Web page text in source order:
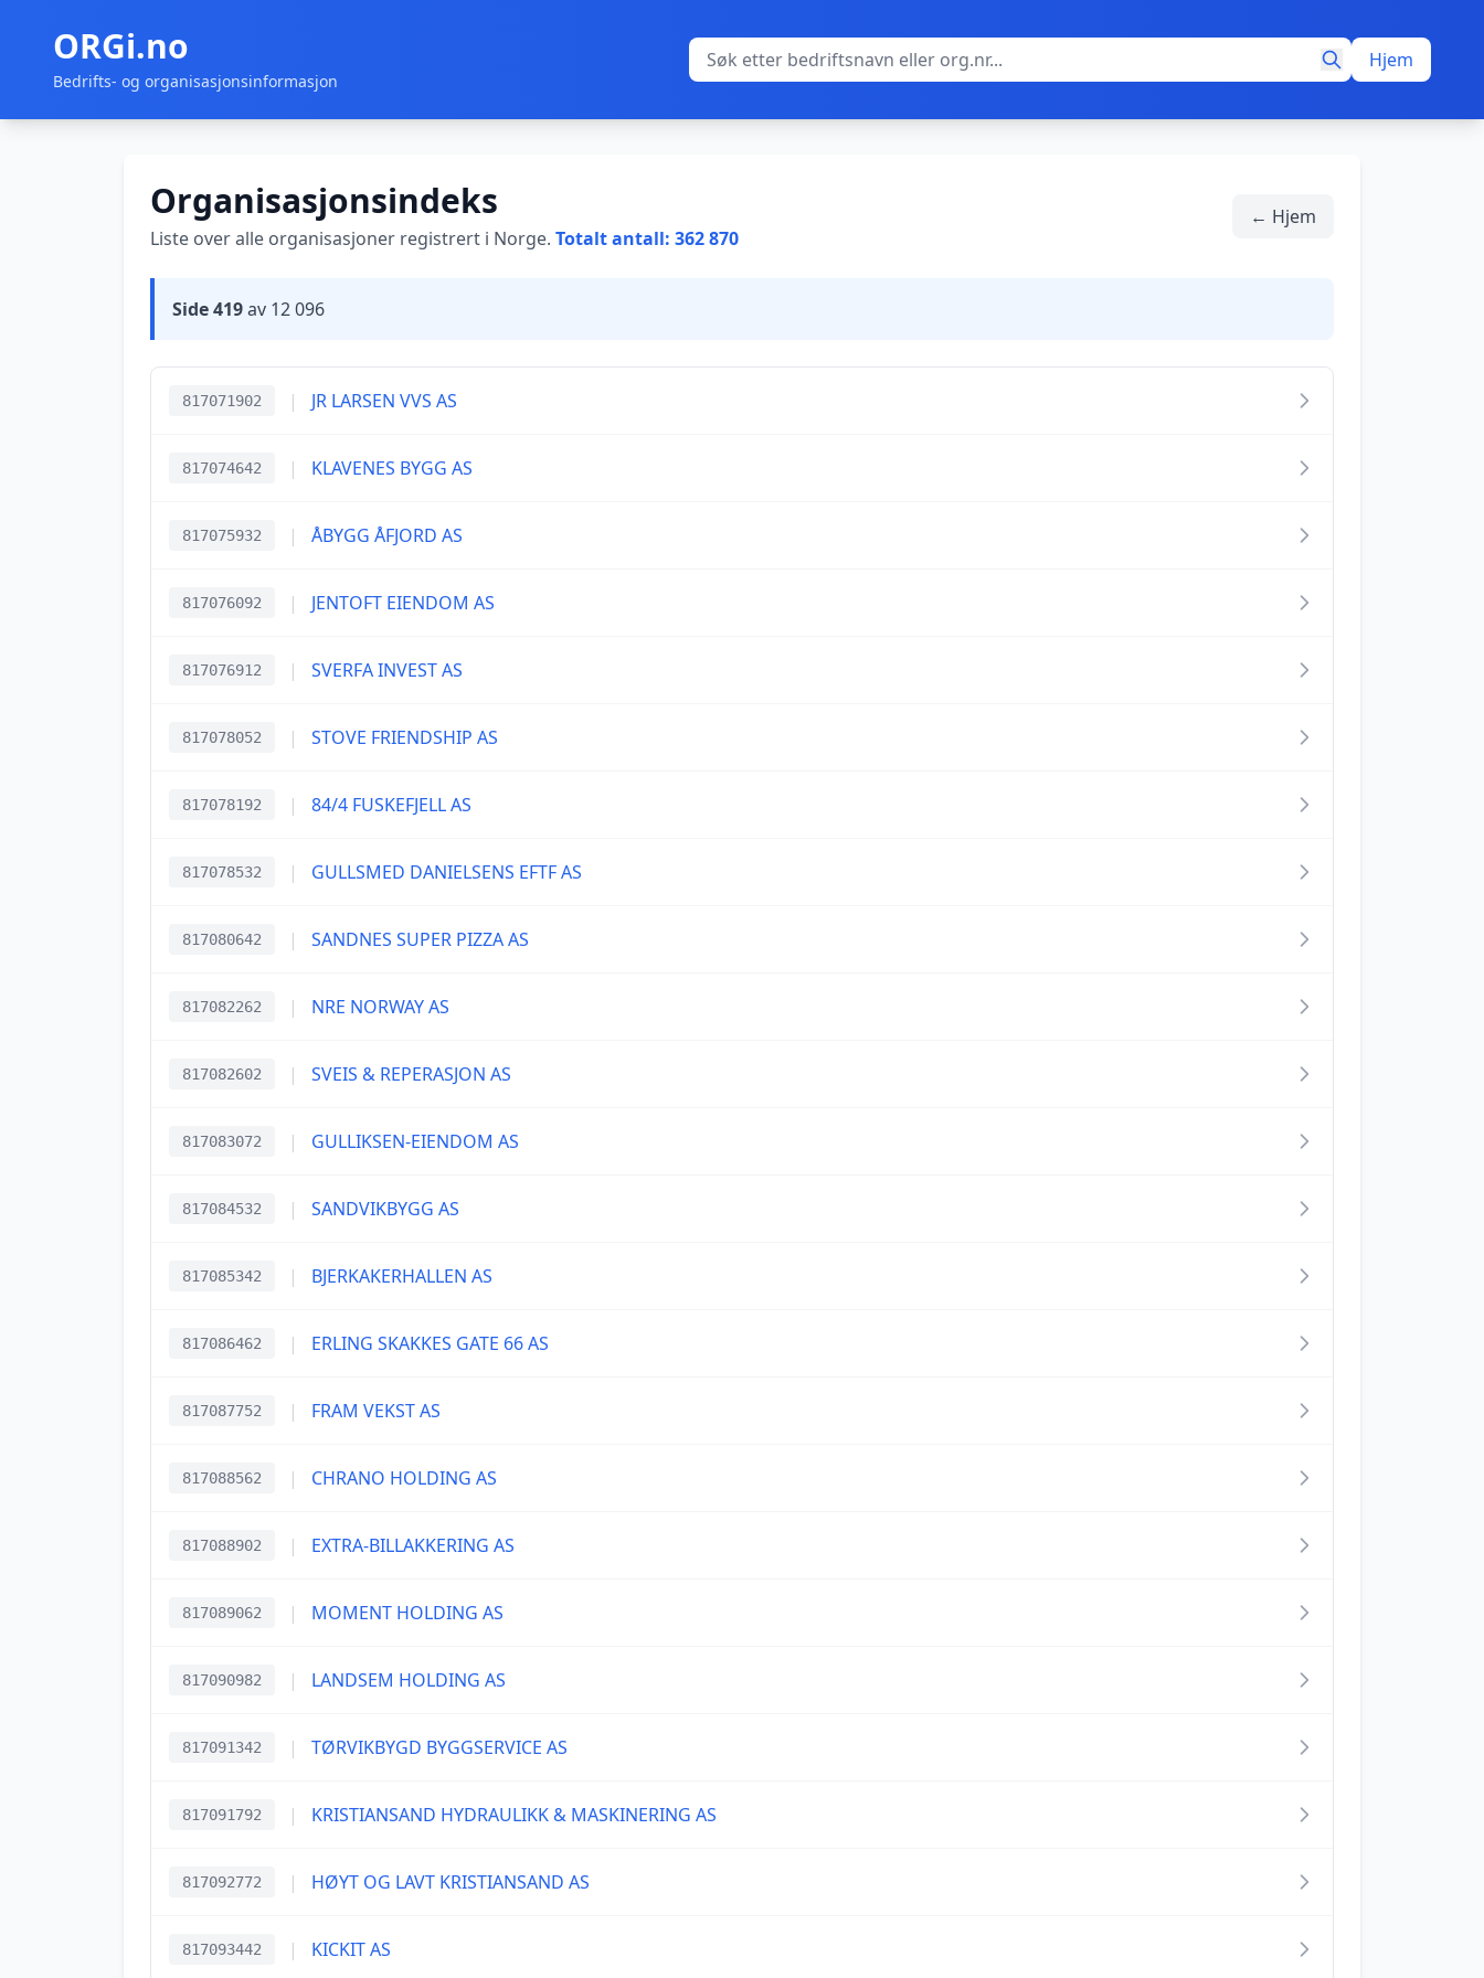
ORGi.no
Bedrifts- og organisasjonsinformasjon
Hjem
Organisasjonsindeks
Liste over alle organisasjoner registrert i Norge. Totalt antall: 362 870
← Hjem
Side 419av 12 096
817071902 | JR LARSEN VVS AS
817074642 | KLAVENES BYGG AS
817075932 | ÅBYGG ÅFJORD AS
817076092 | JENTOFT EIENDOM AS
817076912 | SVERFA INVEST AS
817078052 | STOVE FRIENDSHIP AS
817078192 | 84/4 FUSKEFJELL AS
817078532 | GULLSMED DANIELSENS EFTF AS
817080642 | SANDNES SUPER PIZZA AS
817082262 | NRE NORWAY AS
817082602 | SVEIS & REPERASJON AS
817083072 | GULLIKSEN-EIENDOM AS
817084532 | SANDVIKBYGG AS
817085342 | BJERKAKERHALLEN AS
817086462 | ERLING SKAKKES GATE 66 AS
817087752 | FRAM VEKST AS
817088562 | CHRANO HOLDING AS
817088902 | EXTRA-BILLAKKERING AS
817089062 | MOMENT HOLDING AS
817090982 | LANDSEM HOLDING AS
817091342 | TØRVIKBYGD BYGGSERVICE AS
817091792 | KRISTIANSAND HYDRAULIKK & MASKINERING AS
817092772 | HØYT OG LAVT KRISTIANSAND AS
817093442 | KICKIT AS